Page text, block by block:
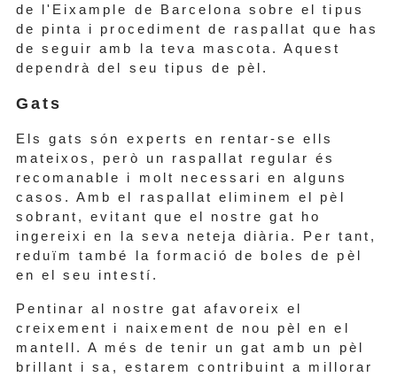
de l'Eixample de Barcelona sobre el tipus
de pinta i procediment de raspallat que has
de seguir amb la teva mascota. Aquest
dependrà del seu tipus de pèl.
Gats
Els gats són experts en rentar-se ells
mateixos, però un raspallat regular és
recomanable i molt necessari en alguns
casos. Amb el raspallat eliminem el pèl
sobrant, evitant que el nostre gat ho
ingereixi en la seva neteja diària. Per tant,
reduïm també la formació de boles de pèl
en el seu intestí.
Pentinar al nostre gat afavoreix el
creixement i naixement de nou pèl en el
mantell. A més de tenir un gat amb un pèl
brillant i sa, estarem contribuint a millorar